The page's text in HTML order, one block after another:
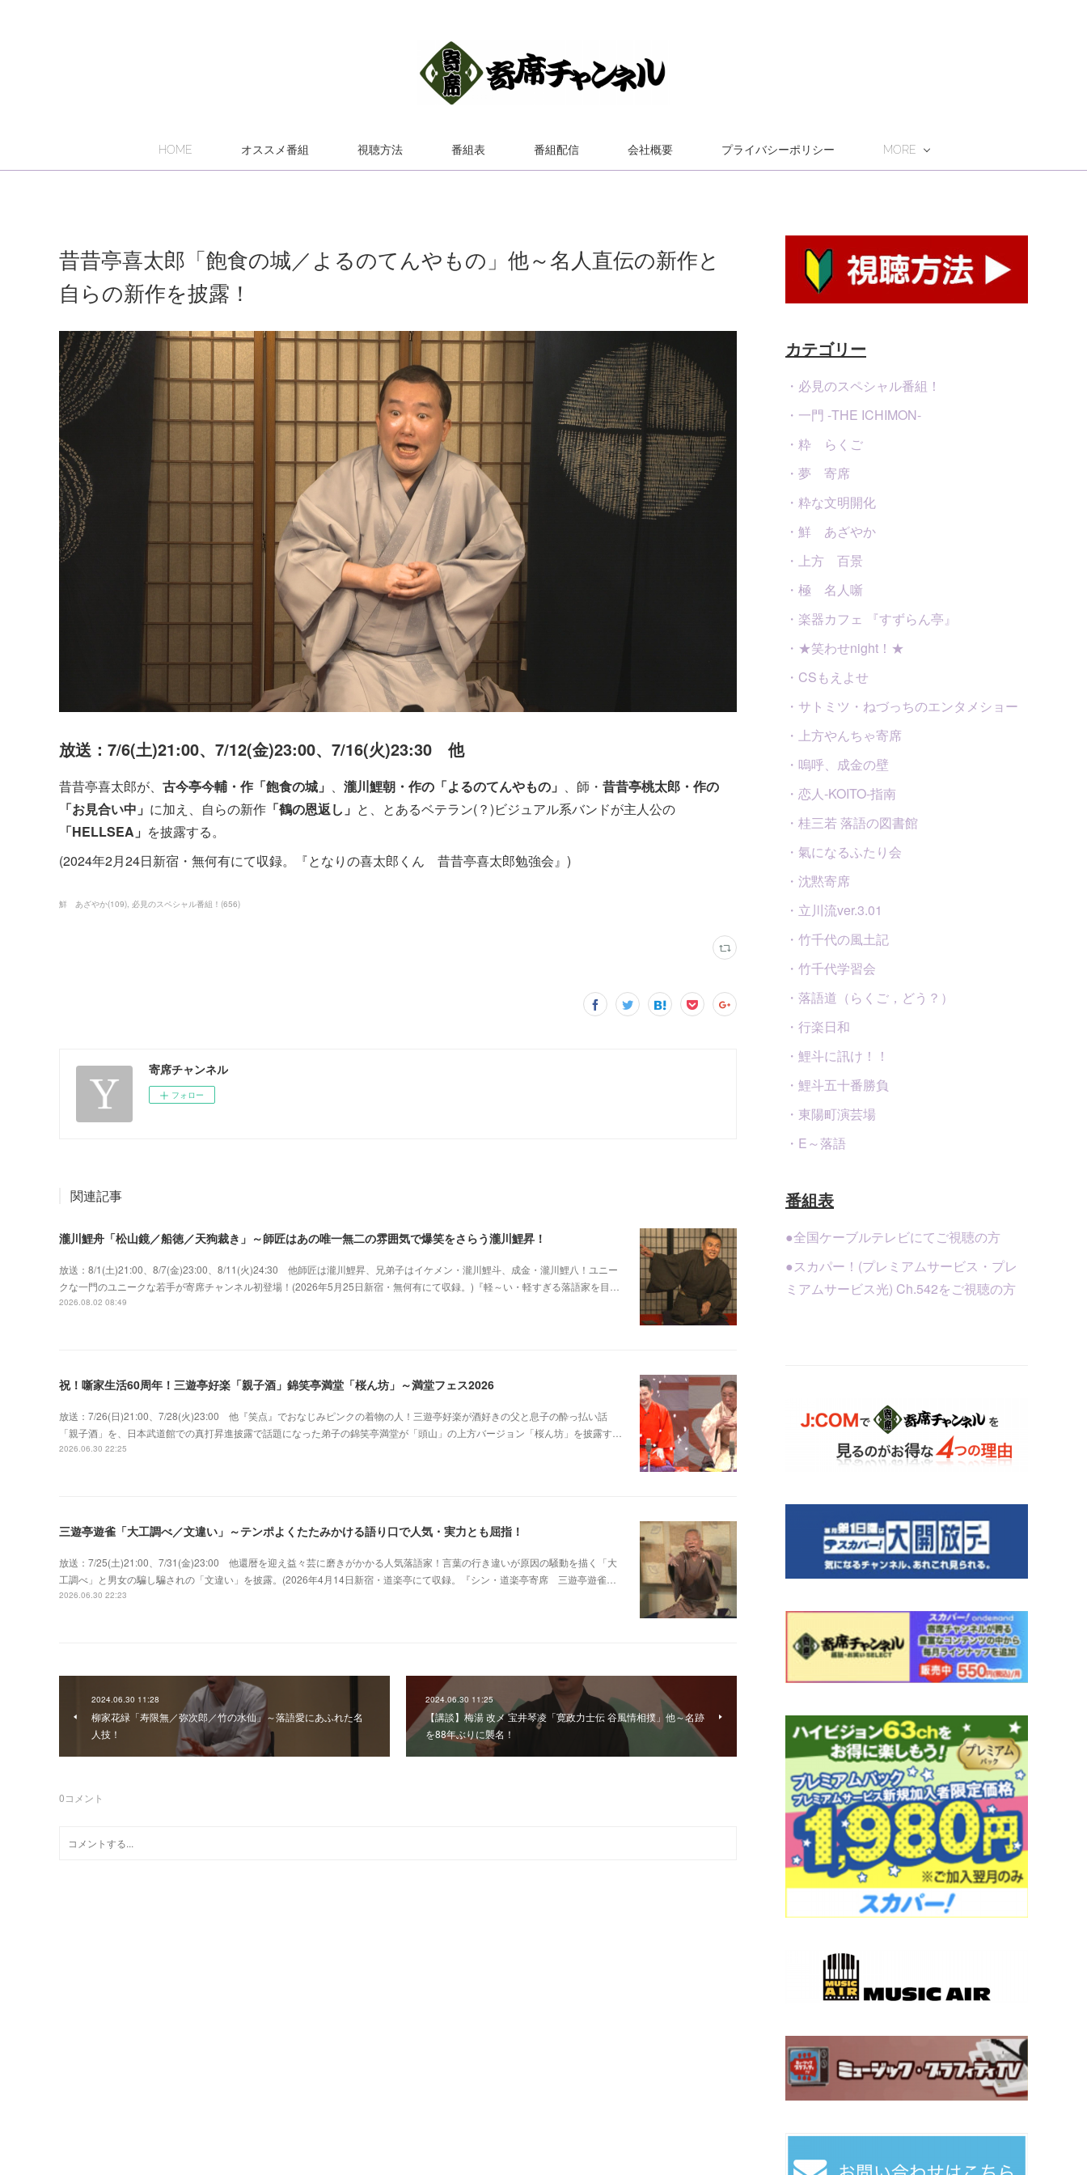
HOME オススメ番組 視聴方法 番組表 番組配信 会社概要 プライバシーポリシー MORE
昔昔亭喜太郎「飽食の城／よるのてんやもの」他～名人直伝の新作と
自らの新作を披露！
放送：7/6(土)21:00、7/12(金)23:00、7/16(火)23:30 他
昔昔亭喜太郎が、 古今亭今輔・作「飽食の城」 、 瀧川鯉朝・作の「よるのてんやもの」 、師・ 昔昔亭桃太郎・作の
「お見合い中」 に加え、自らの新作 「鶴の恩返し」 と、とあるベテラン(？)ビジュアル系バンドが主人公の
「HELLSEA」 を披露する。
(2024年2月24日新宿・無何有にて収録。『となりの喜太郎くん 昔昔亭喜太郎勉強会』)
鮮 あざやか(109) 必見のスペシャル番組！ (656)
寄席チャンネル
フォロー
関連記事
瀧川鯉舟「松山鏡／船徳／天狗裁き」～師匠はあの唯一無二の雰囲気で爆笑をさらう瀧川鯉昇！
放送：8/1(土)21:00、8/7(金)23:00、8/11(火)24:30 他師匠は瀧川鯉昇、兄弟子はイケメン・瀧川鯉斗、成金・瀧川鯉八！ユニー
クな一門のユニークな若手が寄席チャンネル初登場！(2026年5月25日新宿・無何有にて収録。)『軽～い・軽すぎる落語家を目…
2026.08.02 08:49
祝！噺家生活60周年！三遊亭好楽「親子酒」錦笑亭満堂「桜ん坊」～満堂フェス2026
放送：7/26(日)21:00、7/28(火)23:00 他『笑点』でおなじみピンクの着物の人！三遊亭好楽が酒好きの父と息子の酔っ払い話
「親子酒」を、日本武道館での真打昇進披露で話題になった弟子の錦笑亭満堂が「頭山」の上方バージョン「桜ん坊」を披露す…
2026.06.30 22:25
三遊亭遊雀「大工調べ／文違い」～テンポよくたたみかける語り口で人気・実力とも屈指！
放送：7/25(土)21:00、7/31(金)23:00 他還暦を迎え益々芸に磨きがかかる人気落語家！言葉の行き違いが原因の騒動を描く「大
工調べ」と男女の騙し騙されの「文違い」を披露。(2026年4月14日新宿・道楽亭にて収録。『シン・道楽亭寄席 三遊亭遊雀…
2026.06.30 22:23
2024.06.30 11:28
柳家花緑「寿限無／弥次郎／竹の水仙」～落語愛にあふれた名
人技！
2024.06.30 11:25
【講談】梅湯 改メ 宝井琴凌「寛政力士伝 谷風情相撲」他～名跡
を88年ぶりに襲名！
0コメント
カテゴリー
・必見のスペシャル番組！
・一門 -THE ICHIMON-
・粋 らくご
・夢 寄席
・粋な文明開化
・鮮 あざやか
・上方 百景
・極 名人噺
・楽器カフェ 『すずらん亭』
・★笑わせnight！★
・CSもえよせ
・サトミツ・ねづっちのエンタメショー
・上方やんちゃ寄席
・嗚呼、成金の壁
・恋人-KOITO-指南
・桂三若 落語の図書館
・氣になるふたり会
・沈黙寄席
・立川流ver.3.01
・竹千代の風土記
・竹千代学習会
・落語道（らくご，どう？）
・行楽日和
・鯉斗に訊け！！
・鯉斗五十番勝負
・東陽町演芸場
・E～落語
番組表
●全国ケーブルテレビにてご視聴の方
●スカパー！(プレミアムサービス・プレ
ミアムサービス光) Ch.542をご視聴の方